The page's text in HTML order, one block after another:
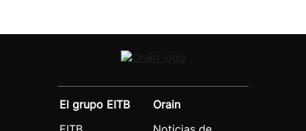
El grupo EITB
Orain